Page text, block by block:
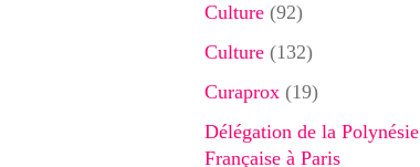
Culture(92)
Culture(132)
Curaprox(19)
Délégation de la Polynésie
Française à Paris